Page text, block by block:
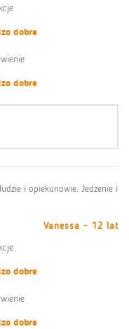
dobre
dobre
i opiekunowie. Jedzenie i
Vanessa - 12 lat
dobre
dobre